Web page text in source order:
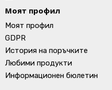
Моят профил
Моят профил
GDPR
История на поръчките
Любими продукти
Информационен бюлетин